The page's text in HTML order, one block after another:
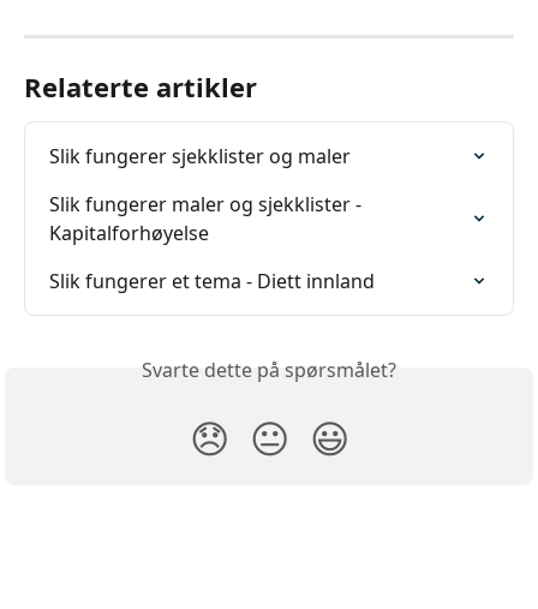
Relaterte artikler
Slik fungerer sjekklister og maler
Slik fungerer maler og sjekklister -
Kapitalforhøyelse
Slik fungerer et tema - Diett innland
Svarte dette på spørsmålet?
😞 😐 😃